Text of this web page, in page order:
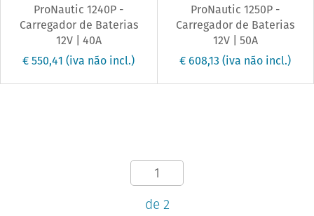
ProNautic 1240P -
Carregador de Baterias
12V | 40A
€ 550,41(iva não incl.)
ProNautic 1250P -
Carregador de Baterias
12V | 50A
€ 608,13(iva não incl.)
de 2